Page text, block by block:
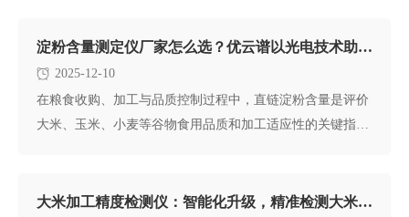
淀粉含量测定仪厂家怎么选？优云谱以光电技术助力粮食品质精准检测
2025-12-10
在粮食收购、加工与品质控制过程中，直链淀粉含量是评价
大米、玉米、小麦等谷物食用品质和加工适应性的关键指
大米加工精度检测仪：智能化升级，精准检测大米质量